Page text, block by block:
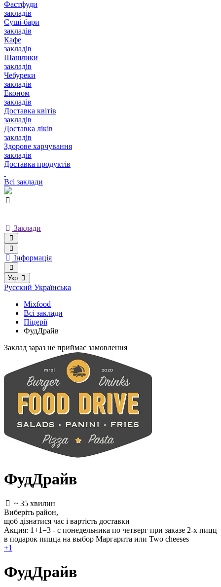
Фастфуди
закладів
Суші-бари
закладів
Кафе
закладів
Шашлики
закладів
Чебуреки
закладів
Економ
закладів
Доставка квітів
закладів
Доставка ліків
закладів
Здорове харчування
закладів
Доставка продуктів
Всі заклади
Заклади
Інформація
Укр
Русский Українська
Mixfood
Всі заклади
Піцерії
ФудДрайв
Заклад зараз не приймає замовлення
ФудДрайв
~ 35 хвилин
Виберіть район,
щоб дізнатися час і вартість доставки
Акция: 1+1=3 - с понедельника по четверг при заказе 2-х пицц
в подарок пицца на выбор Маргарита или Two cheeses
+1
ФудДрайв